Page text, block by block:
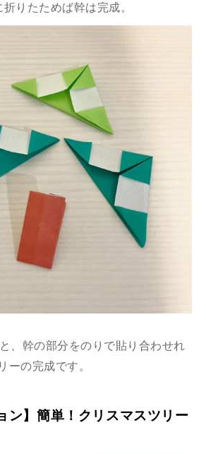
りたためば幹は完成。
、幹の部分をのりで貼り合わせれ
ーの完成です。
ン】簡単！クリスマスツリー